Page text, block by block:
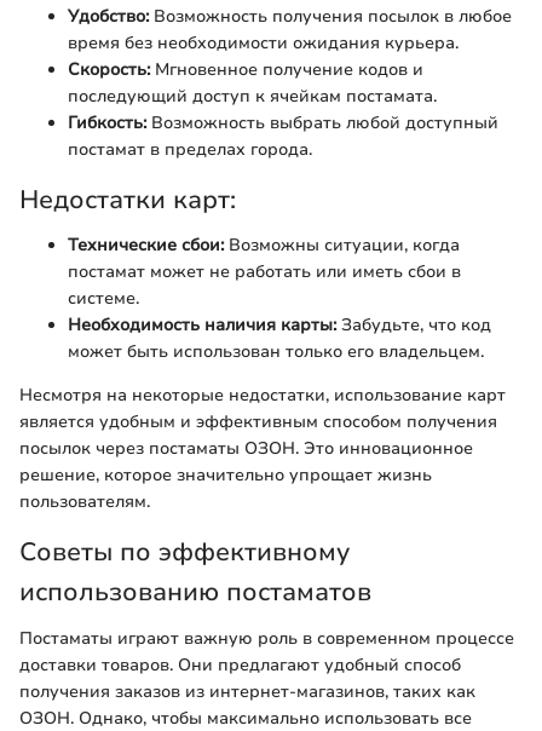
Удобство:Возможность получения посылок в любое
время без необходимости ожидания курьера.
Скорость:Мгновенное получение кодов и
последующий доступ к ячейкам постамата.
Гибкость:Возможность выбрать любой доступный
постамат в пределах города.
Недостатки карт:
Технические сбои:Возможны ситуации, когда
постамат может не работать или иметь сбои в
системе.
Необходимость наличия карты:Забудьте, что код
может быть использован только его владельцем.
Несмотря на некоторые недостатки, использование карт
является удобным и эффективным способом получения
посылок через постаматы ОЗОН. Это инновационное
решение, которое значительно упрощает жизнь
пользователям.
Советы по эффективному
использованию постаматов
Постаматы играют важную роль в современном процессе
доставки товаров. Они предлагают удобный способ
получения заказов из интернет-магазинов, таких как
ОЗОН. Однако, чтобы максимально использовать все